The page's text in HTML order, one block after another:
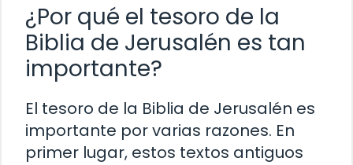
¿Por qué el tesoro de la
Biblia de Jerusalén es tan
importante?
El tesoro de la Biblia de Jerusalén es
importante por varias razones. En
primer lugar, estos textos antiguos